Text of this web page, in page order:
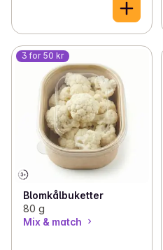
3 for 50 kr
Blomkålbuketter
80 g
Mix & match